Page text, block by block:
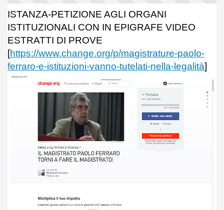
ISTANZA-PETIZIONE AGLI ORGANI
ISTITUZIONALI CON IN EPIGRAFE VIDEO
ESTRATTI DI PROVE
[https://www.change.org/p/magistrature-paolo-
ferraro-e-istituzioni-vanno-tutelati-nella-legalità]